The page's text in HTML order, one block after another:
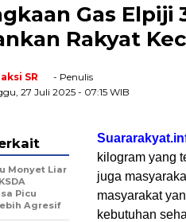
Gas Elpiji
Rakyat
SR
- Penulis
27 Juli 2025- 07:15 WIB
kilogram yang
juga
masyarakat
kebutuhan
Monyet Liar
Picu
Agresif